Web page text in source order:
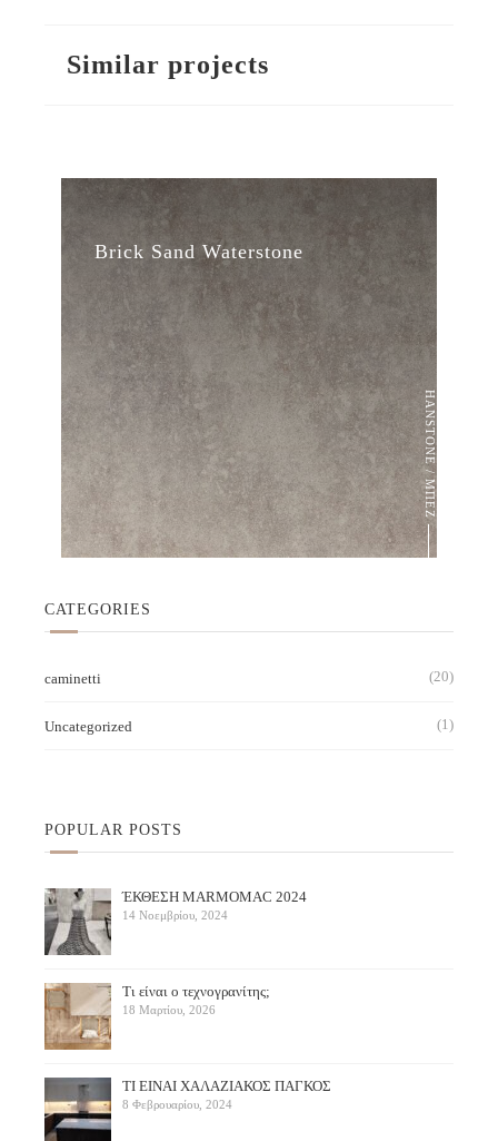
Similar projects
Brick Sand Waterstone
HANSTONE / ΜΠΕΖ
CATEGORIES
caminetti (20)
Uncategorized (1)
POPULAR POSTS
ΈΚΘΕΣΗ ΜARMOMAC 2024
14 Νοεμβρίου, 2024
Τι είναι ο τεχνογρανίτης;
18 Μαρτίου, 2026
ΤΙ ΕΙΝΑΙ ΧΑΛΑΖΙΑΚΟΣ ΠΑΓΚΟΣ
8 Φεβρουαρίου, 2024